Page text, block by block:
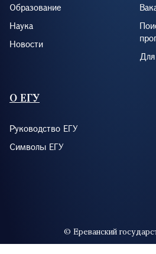
Образование
Наука
Новости
О ЕГУ
Руководство ЕГУ
Символы ЕГУ
© Ереванский